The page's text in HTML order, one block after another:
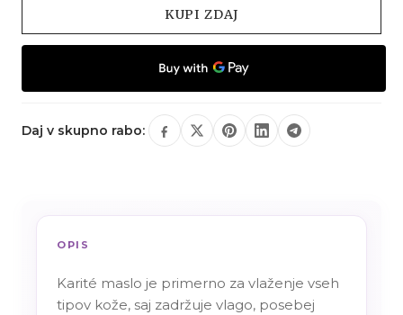
KUPI ZDAJ
Daj v skupno rabo:
OPIS
Karité maslo je primerno za vlaženje vseh
tipov kože, saj zadržuje vlago, posebej